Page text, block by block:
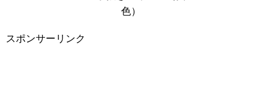
色）
スポンサーリンク